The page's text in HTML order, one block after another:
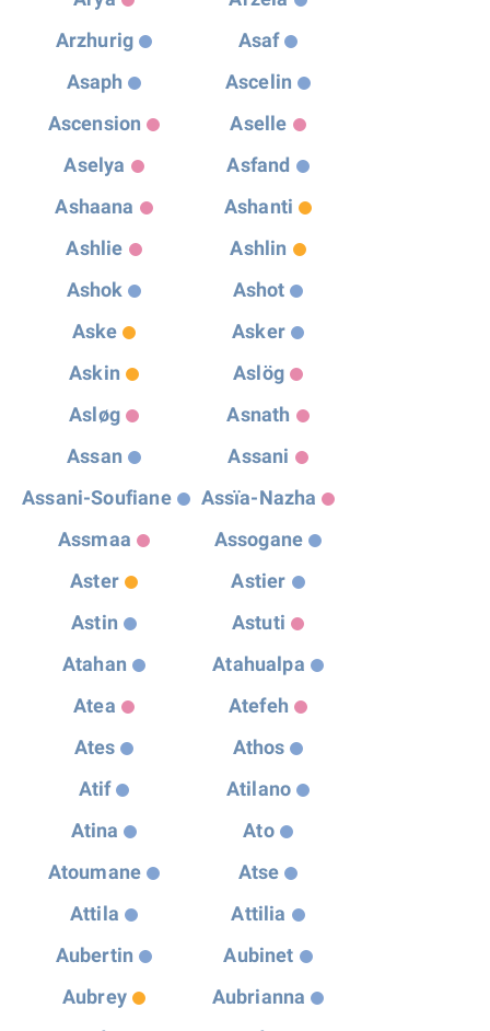
Arzhurig
Asaf
Asaph
Ascelin
Ascension
Aselle
Aselya
Asfand
Ashaana
Ashanti
Ashlie
Ashlin
Ashok
Ashot
Aske
Asker
Askin
Aslög
Asløg
Asnath
Assan
Assani
Assani-Soufiane
Assïa-Nazha
Assmaa
Assogane
Aster
Astier
Astin
Astuti
Atahan
Atahualpa
Atea
Atefeh
Ates
Athos
Atif
Atilano
Atina
Ato
Atoumane
Atse
Attila
Attilia
Aubertin
Aubinet
Aubrey
Aubrianna